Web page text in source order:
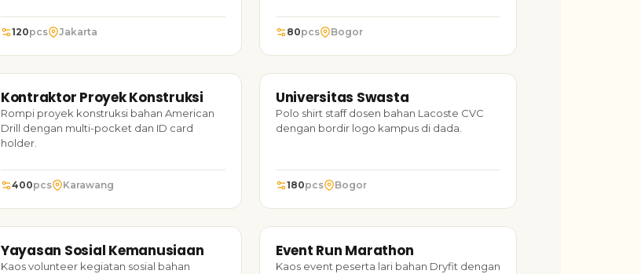
120pcs Jakarta 80pcs Bogor
TARUH FOTO
Kontraktor Proyek Konstruksi
ROMPI 2024
Kontraktor Proyek Konstruksi
Rompi proyek konstruksi bahan American
Drill dengan multi-pocket dan ID card
holder.
400pcs Karawang
TARUH FOTO
Universitas Swasta
POLO SHIRT
Universitas Swasta
Polo shirt staff dosen bahan Lacoste CVC
dengan bordir logo kampus di dada.
180pcs Bogor
TARUH FOTO
Yayasan Sosial Kemanusiaan
KAOS 2024
Yayasan Sosial Kemanusiaan
Kaos volunteer kegiatan sosial bahan
TARUH FOTO
Event Run Marathon
KAOS
Event Run Marathon
Kaos event peserta lari bahan Dryfit dengan